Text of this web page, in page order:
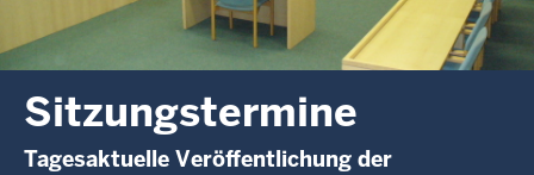
Sitzungstermine
Tagesaktuelle Veröffentlichung der